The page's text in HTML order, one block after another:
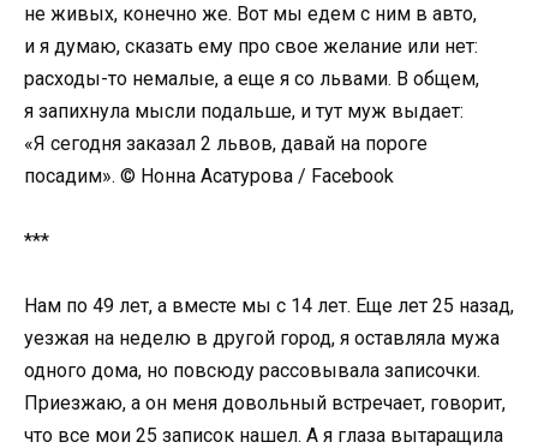
не живых, конечно же. Вот мы едем с ним в авто,
и я думаю, сказать ему про свое желание или нет:
расходы-то немалые, а еще я со львами. В общем,
я запихнула мысли подальше, и тут муж выдает:
«Я сегодня заказал 2 львов, давай на пороге
посадим». © Нонна Асатурова / Facebook
***
Нам по 49 лет, а вместе мы с 14 лет. Еще лет 25 назад,
уезжая на неделю в другой город, я оставляла мужа
одного дома, но повсюду рассовывала записочки.
Приезжаю, а он меня довольный встречает, говорит,
что все мои 25 записок нашел. А я глаза вытаращила